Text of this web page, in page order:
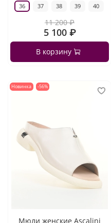
36 37 38 39 40
11 200 ₽
5 100 ₽
В корзину
Новинка -56%
Мюли женские Ascalini